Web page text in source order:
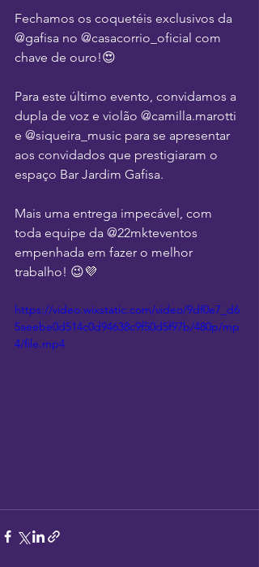
Fechamos os coquetéis exclusivos da
@gafisa no @casacorrio_oficial com
chave de ouro!😍
Para este último evento, convidamos a
dupla de voz e violão @camilla.marotti
e @siqueira_music para se apresentar
aos convidados que prestigiaram o
espaço Bar Jardim Gafisa.
Mais uma entrega impecável, com
toda equipe da @22mkteventos
empenhada em fazer o melhor
trabalho! 😉💜
https://video.wixstatic.com/video/9df0e7_d6
5aeebe0d514c0d94638c9f50d5f97b/480p/mp
4/file.mp4